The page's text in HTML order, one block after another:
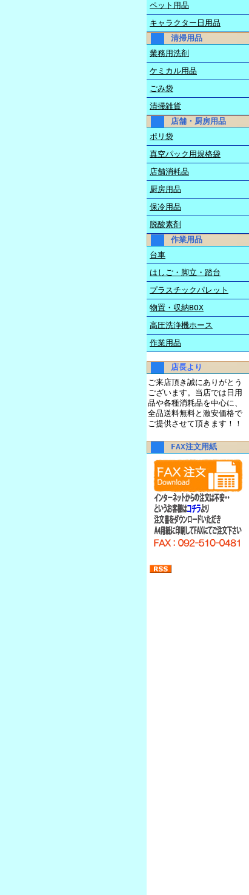
ペット用品
キャラクター日用品
清掃用品
業務用洗剤
ケミカル用品
ごみ袋
清掃雑貨
店舗・厨房用品
ポリ袋
真空パック用規格袋
店舗消耗品
厨房用品
保冷用品
脱酸素剤
作業用品
台車
はしご・脚立・踏台
プラスチックパレット
物置・収納BOX
高圧洗浄機ホース
作業用品
店長より
ご来店頂き誠にありがとう
ございます。当店では日用
品や各種消耗品を中心に、
全品送料無料と激安価格で
ご提供させて頂きます！！
FAX注文用紙